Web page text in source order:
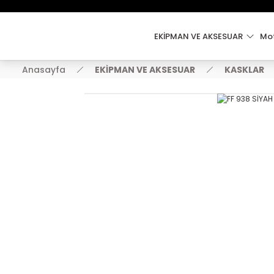
EKİPMAN VE AKSESUAR
Anasayfa EKİPMAN VE AKSESUAR KASKLAR